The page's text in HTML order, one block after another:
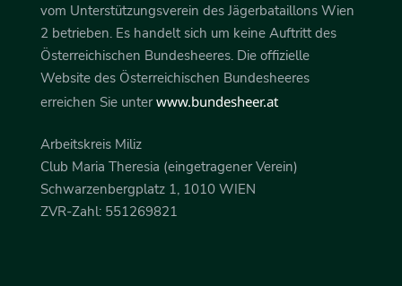
vom Unterstützungsverein des Jägerbataillons Wien
2 betrieben. Es handelt sich um keine Auftritt des
Österreichischen Bundesheeres. Die offizielle
Website des Österreichischen Bundesheeres
erreichen Sie unterwww.bundesheer.at
Arbeitskreis Miliz
Club Maria Theresia (eingetragener Verein)
Schwarzenbergplatz 1, 1010 WIEN
ZVR-Zahl: 551269821